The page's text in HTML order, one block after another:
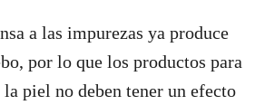
a las impurezas ya produce
por lo que los productos para
piel no deben tener un efecto